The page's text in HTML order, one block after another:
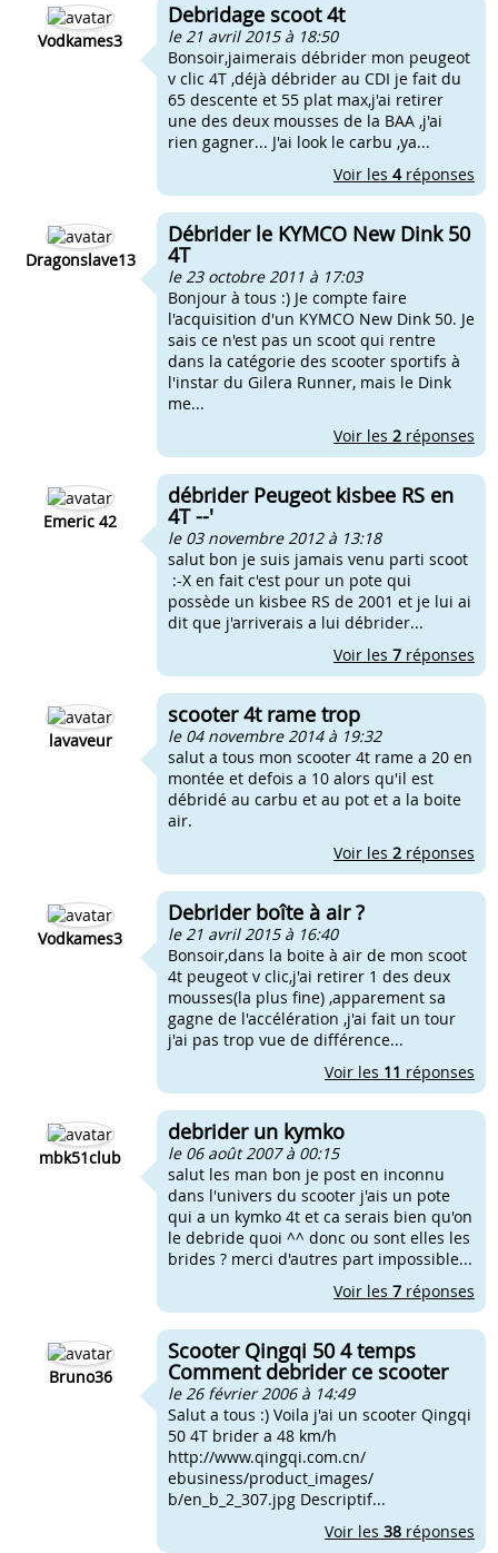
Vodkames3
Debridage scoot 4t
le 21 avril 2015 à 18:50
Bonsoir,jaimerais débrider mon peugeot
v clic 4T ,déjà débrider au CDI je fait du
65 descente et 55 plat max,j'ai retirer
une des deux mousses de la BAA ,j'ai
rien gagner... J'ai look le carbu ,ya...
Voir les 4réponses
Dragonslave13
Débrider le KYMCO New Dink 50
4T
le 23 octobre 2011 à 17:03
Bonjour à tous :) Je compte faire
l'acquisition d'un KYMCO New Dink 50. Je
sais ce n'est pas un scoot qui rentre
dans la catégorie des scooter sportifs à
l'instar du Gilera Runner, mais le Dink
me...
Voir les 2 réponses
Emeric 42
débrider Peugeot kisbee RS en
4T --'
le 03 novembre 2012 à 13:18
salut bon je suis jamais venu parti scoot
:-X en fait c'est pour un pote qui
possède un kisbee RS de 2001 et je lui ai
dit que j'arriverais a lui débrider...
Voir les 7 réponses
lavaveur
scooter 4t rame trop
le 04 novembre 2014 à 19:32
salut a tous mon scooter 4t rame a 20 en
montée et defois a 10 alors qu'il est
débridé au carbu et au pot et a la boite
air.
Voir les 2 réponses
Vodkames3
Debrider boîte à air ?
le 21 avril 2015 à 16:40
Bonsoir,dans la boite à air de mon scoot
4t peugeot v clic,j'ai retirer 1 des deux
mousses(la plus fine) ,apparement sa
gagne de l'accélération ,j'ai fait un tour
j'ai pas trop vue de différence...
Voir les 11 réponses
mbk51club
debrider un kymko
le 06 août 2007 à 00:15
salut les man bon je post en inconnu
dans l'univers du scooter j'ais un pote
qui a un kymko 4t et ca serais bien qu'on
le debride quoi ^^ donc ou sont elles les
brides ? merci d'autres part impossible...
Voir les 7 réponses
Bruno36
Scooter Qingqi 50 4 temps
Comment debrider ce scooter
le 26 février 2006 à 14:49
Salut a tous :) Voila j'ai un scooter Qingqi
50 4T brider a 48 km/h
http://www.qingqi.com.cn/
ebusiness/product_images/
b/en_b_2_307.jpg Descriptif...
Voir les 38 réponses